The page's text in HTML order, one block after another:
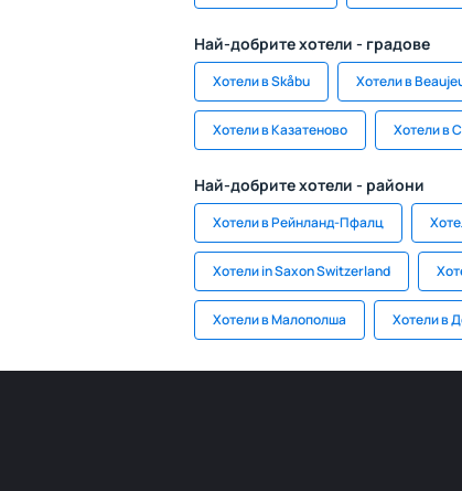
Най-добрите хотели - градове
Хотели в Skåbu Хотели в
Хотели в Казатеново Хотели в
Най-добрите хотели - райони
Хотели в Рейнланд-Пфалц
Хотели in Saxon Switzerland
Хотели в Малополша Хотели в